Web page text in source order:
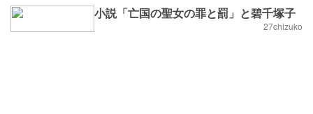
小説「亡国の聖女の罪と罰」と碧千塚子
27chizuko